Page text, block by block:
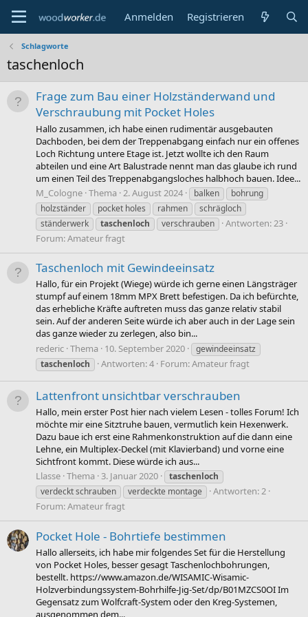
Anmelden Registrieren
Schlagworte
taschenloch
Frage zum Bau einer Holzständerwand und
Verschraubung mit Pocket Holes
Hallo zusammen, ich habe einen rudimentär ausgebauten
Dachboden, bei dem der Treppenabgang einfach nur ein offenes
Loch Richtung untere Etage ist. Jetzt wollte ich den Raum
abteilen und eine Art Balustrade nennt man das glaube ich rund
um einen Teil des Treppenabgangsloches halbhoch bauen. Idee...
M_Cologne Thema 2. August 2024 balken
bohrung
holzständer
pocket holes rahmen
schrägloch
ständerwerk
taschenloch verschrauben
Antworten: 23
Forum:Amateur fragt
Taschenloch mit Gewindeeinsatz
Hallo, für ein Projekt (Wiege) würde ich gerne einen Längsträger
stumpf auf einem 18mm MPX Brett befestigen. Da ich befürchte,
das erhebliche Kräfte auftreten muss das ganze relativ stabil
sein. Auf der anderen Seite würde ich aber auch in der Lage sein
das ganze wieder zu zerlegen, also bin...
rederic Thema 10. September 2020
gewindeeinsatz
taschenloch
Antworten: 4 Forum:Amateur fragt
Lattenfront unsichtbar verschrauben
Hallo, mein erster Post hier nach vielem Lesen - tolles Forum! Ich
möchte mir eine Sitztruhe bauen, vermutlich kein Hexenwerk.
Dazu baue ich erst eine Rahmenkonstruktion auf die dann eine
Lehne, ein Multiplex-Deckel (mit Klavierband) und vorne eine
Sichtfront kommt. Diese würde ich aus...
Llasse Thema 3. Januar 2020
taschenloch
verdeckt schrauben
verdeckte montage
Antworten: 2
Forum:Amateur fragt
Pocket Hole - Bohrtiefe bestimmen
Hallo allerseits, ich habe mir folgendes Set für die Herstellung
von Pocket Holes, besser gesagt Taschenlochbohrungen,
bestellt. https://www.amazon.de/WISAMIC-Wisamic-
Holzverbindungssystem-Bohrhilfe-Jig-Set/dp/B01MZCS0OI Im
Gegensatz zum Wolfcraft-System oder den Kreg-Systemen,
ausgenommen dem...